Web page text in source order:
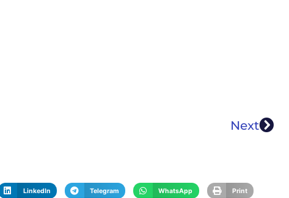
Next
LinkedIn Telegram WhatsApp Print